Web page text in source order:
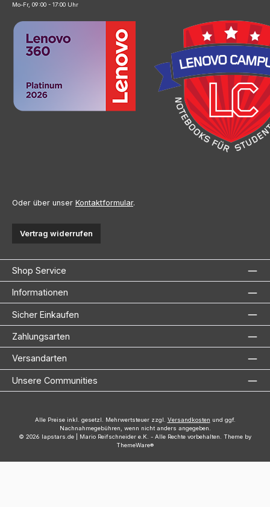
Mo-Fr, 09:00 - 17:00 Uhr
Oder über unser Kontaktformular.
Vertrag widerrufen
Shop Service
Informationen
Sicher Einkaufen
Zahlungsarten
Versandarten
Unsere Communities
Alle Preise inkl. gesetzl. Mehrwertsteuer zzgl. Versandkosten und ggf.
Nachnahmegebühren, wenn nicht anders angegeben.
© 2026 lapstars.de | Mario Reifschneider e.K. - Alle Rechte vorbehalten. Theme by
ThemeWare®